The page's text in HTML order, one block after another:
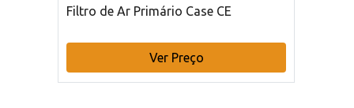
Filtro de Ar Primário Case CE
Ver Preço